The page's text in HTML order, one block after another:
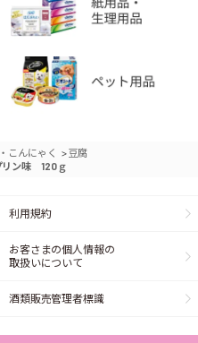
こんにゃく >豆腐
リン味 120ｇ
利用規約
お客さまの個人情報の
取扱いについて
酒類販売管理者標識